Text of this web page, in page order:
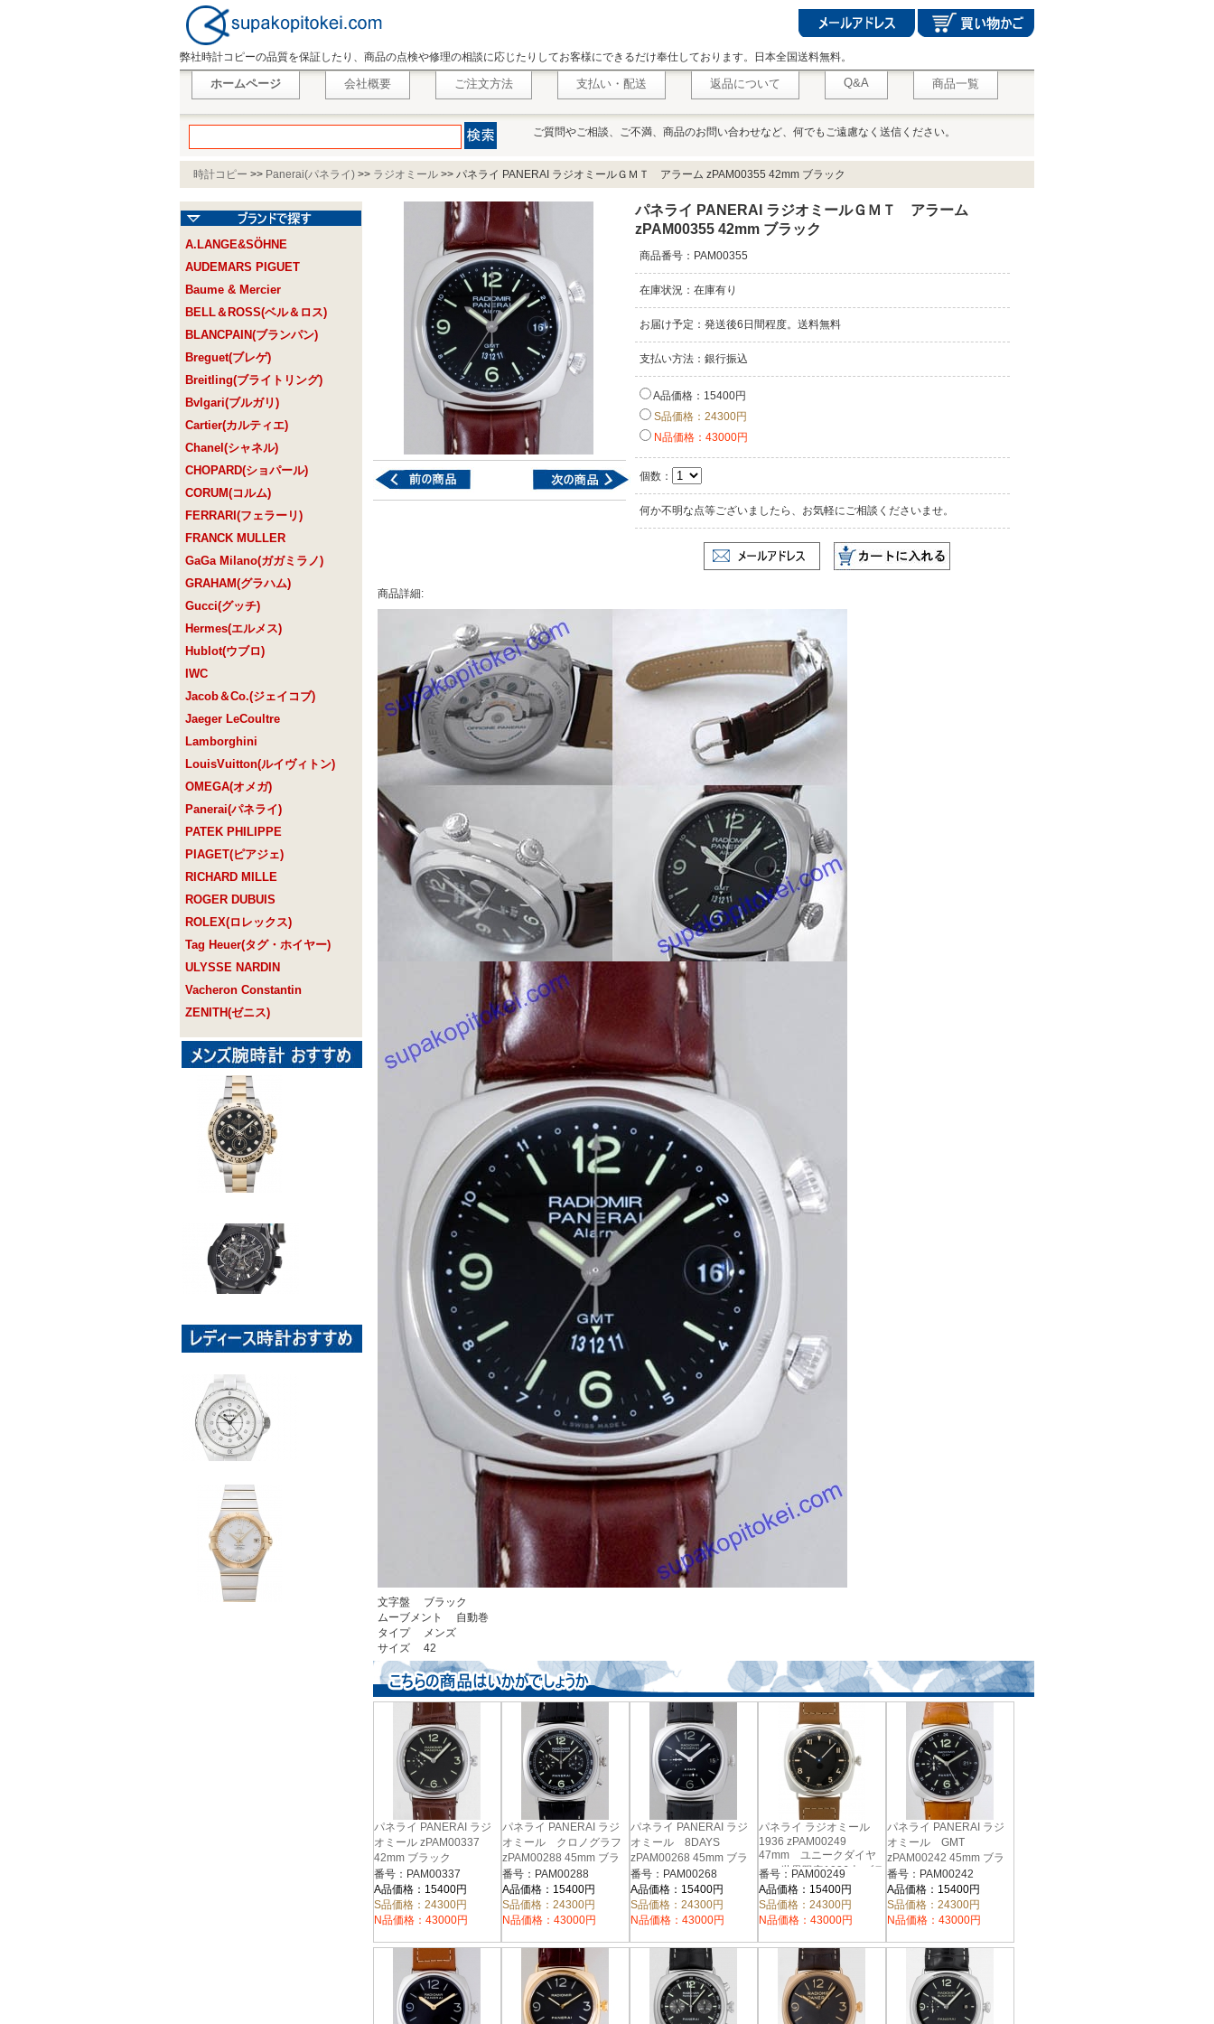
弊社時計コピーの品質を保証したり、商品の点検や修理の相談に応じたりしてお客様にできるだけ奉仕しております。日本全国送料無料。
ホームページ 会社概要 ご注文方法 支払い・配送 返品について Q&A 商品一覧
ご質問やご相談、ご不満、商品のお問い合わせなど、何でもご遠慮なく送信ください。
時計コピー >> Panerai(パネライ) >> ラジオミール >> パネライ PANERAI ラジオミールＧＭＴ アラーム zPAM00355 42mm ブラック
A.LANGE&SÖHNE
AUDEMARS PIGUET
Baume & Mercier
BELL＆ROSS(ベル＆ロス)
BLANCPAIN(ブランパン)
Breguet(ブレゲ)
Breitling(ブライトリング)
Bvlgari(ブルガリ)
Cartier(カルティエ)
Chanel(シャネル)
CHOPARD(ショパール)
CORUM(コルム)
FERRARI(フェラーリ)
FRANCK MULLER
GaGa Milano(ガガミラノ)
GRAHAM(グラハム)
Gucci(グッチ)
Hermes(エルメス)
Hublot(ウブロ)
IWC
Jacob＆Co.(ジェイコブ)
Jaeger LeCoultre
Lamborghini
LouisVuitton(ルイヴィトン)
OMEGA(オメガ)
Panerai(パネライ)
PATEK PHILIPPE
PIAGET(ピアジェ)
RICHARD MILLE
ROGER DUBUIS
ROLEX(ロレックス)
Tag Heuer(タグ・ホイヤー)
ULYSSE NARDIN
Vacheron Constantin
ZENITH(ゼニス)
パネライ PANERAI ラジオミールＧＭＴ アラーム
zPAM00355 42mm ブラック
商品番号：PAM00355
在庫状況：在庫有り
お届け予定：発送後6日間程度。送料無料
支払い方法：銀行振込
A品価格：15400円
S品価格：24300円
N品価格：43000円
個数：
何か不明な点等ございましたら、お気軽にご相談くださいませ。
商品詳細:
文字盤 ブラック
ムーブメント 自動巻
タイプ メンズ
サイズ 42
パネライ PANERAI ラジ
オミール zPAM00337
42mm ブラック
番号：PAM00337
A品価格：15400円
S品価格：24300円
N品価格：43000円
パネライ PANERAI ラジ
オミール クロノグラフ
zPAM00288 45mm ブラ
ック
番号：PAM00288
A品価格：15400円
S品価格：24300円
N品価格：43000円
パネライ PANERAI ラジ
オミール 8DAYS
zPAM00268 45mm ブラ
ック
番号：PAM00268
A品価格：15400円
S品価格：24300円
N品価格：43000円
パネライ ラジオミール
1936 zPAM00249
47mm ユニークダイヤ
ル 世界限定1936本 ブラ
ック
番号：PAM00249
A品価格：15400円
S品価格：24300円
N品価格：43000円
パネライ PANERAI ラジ
オミール GMT
zPAM00242 45mm ブラ
ック
番号：PAM00242
A品価格：15400円
S品価格：24300円
N品価格：43000円